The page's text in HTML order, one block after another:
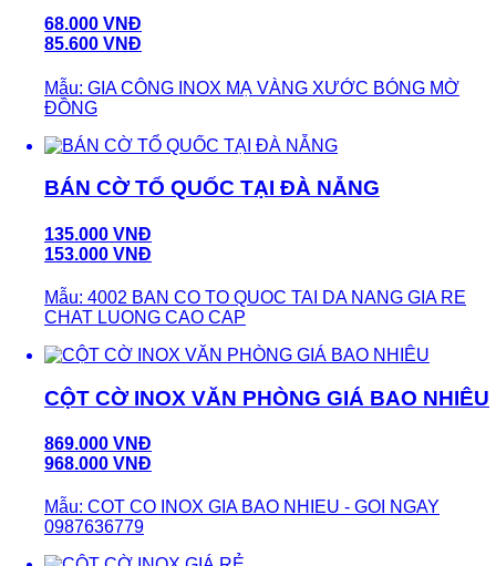
68.000 VNĐ
85.600 VNĐ
Mẫu: GIA CÔNG INOX MẠ VÀNG XƯỚC BÓNG MỜ
ĐỒNG
BÁN CỜ TỔ QUỐC TẠI ĐÀ NẴNG
135.000 VNĐ
153.000 VNĐ
Mẫu: 4002 BAN CO TO QUOC TAI DA NANG GIA RE
CHAT LUONG CAO CAP
CỘT CỜ INOX VĂN PHÒNG GIÁ BAO NHIÊU
869.000 VNĐ
968.000 VNĐ
Mẫu: COT CO INOX GIA BAO NHIEU - GOI NGAY
0987636779